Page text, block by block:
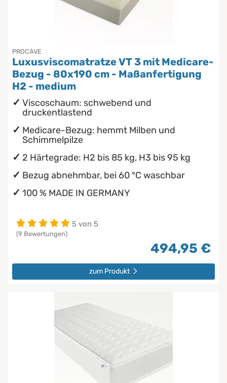
PROCAVE
Luxusviscomatratze VT 3 mit Medicare-
Bezug - 80x190 cm - Maßanfertigung
H2 - medium
Viscoschaum: schwebend und
druckentlastend
Medicare-Bezug: hemmt Milben und
Schimmelpilze
2 Härtegrade: H2 bis 85 kg, H3 bis 95 kg
Bezug abnehmbar, bei 60 °C waschbar
100 % MADE IN GERMANY
5 von 5
(9 Bewertungen)
494,95 €
zum Produkt
wasserdichte Matratzenschoner
Die besten Sommerbettdecken
Die richtige Matratze kaufen